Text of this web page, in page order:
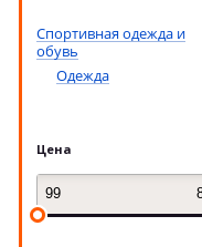
Спортивная одежда и
обувь
Одежда
Цена